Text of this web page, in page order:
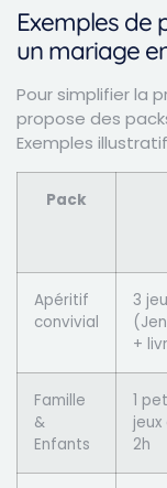
Exemples de
un mariage
Pour simplifier la
propose des
Exemples
Pack
Apéritif
convivial
3
+
Famille
&
Enfants
1
2h